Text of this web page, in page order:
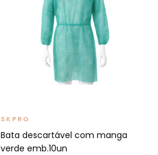
SKPRO
Bata descartável com manga
verde emb.10un